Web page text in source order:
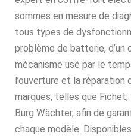
sommes en mesure de
tous types de
problème de batterie, d’un
mécanisme usé par le
l’ouverture et la
marques, telles que Fichet,
Burg Wächter, afin de
chaque modèle.